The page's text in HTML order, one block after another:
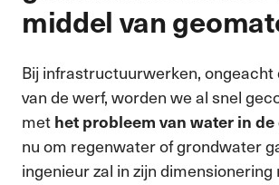
middel van
Bij infrastructuurwerken, ongeacht
van de werf, worden we al snel
met het probleem van water in
nu om regenwater of grondwater
ingenieur zal in zijn dimensionering